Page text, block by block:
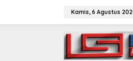
Kamis, 6 Agustus